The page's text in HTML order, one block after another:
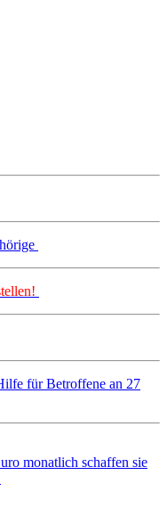
für Betroffene an 27
monatlich schaffen sie